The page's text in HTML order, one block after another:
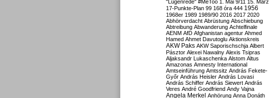
"Lügenrede" #MeToo 1. Mai 9/11 15. März
17-Punkte-Plan 99 168 óra 444 1956
1968er 1989 1989/90 2016 2017 2020
Abhörverdacht Abrüstung Abschiebung
Abtreibung Abwanderung Achtelfinale
AENM AfD Afghanistan agentur Ahmed
Hamed Ahmet Davutoglu Aktionskreis
AKW Paks AKW Saporischschja Albert
Pásztor Alexei Nawalny Alexis Tsipras
Aljaksandr Lukaschenka Alstom Altus
Amazonas Amnesty International
Amtseinführung Amtssitz András Fekete-
Győr András Heisler András Lovasi
András Schiffer András Siewert András
Veres André Goodfriend Andy Vajna
Angela Merkel Anhörung Anna Donáth